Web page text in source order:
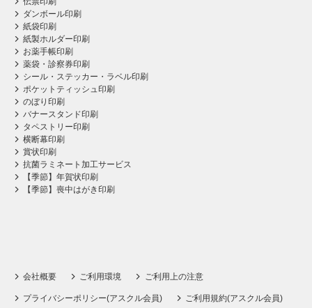
ダンボール印刷
紙袋印刷
紙製ホルダー印刷
お薬手帳印刷
薬袋・診察券印刷
シール・ステッカー・ラベル印刷
ポケットティッシュ印刷
のぼり印刷
バナースタンド印刷
タペストリー印刷
横断幕印刷
賞状印刷
抗菌ラミネート加工サービス
【季節】年賀状印刷
【季節】喪中はがき印刷
会社概要 ご利用環境 ご利用上の注意
プライバシーポリシー(アスクル会員) ご利用規約(アスクル会員)